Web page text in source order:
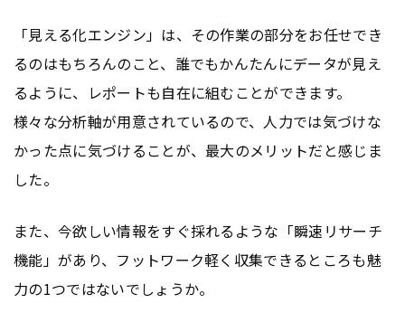
「見える化エンジン」は、その作業の部分をお任せでき
るのはもちろんのこと、誰でもかんたんにデータが見え
るように、レポートも自在に組むことができます。
様々な分析軸が用意されているので、人力では気づけな
かった点に気づけることが、最大のメリットだと感じま
した。
また、今欲しい情報をすぐ採れるような「瞬速リサーチ
機能」があり、フットワーク軽く収集できるところも魅
力の1つではないでしょうか。